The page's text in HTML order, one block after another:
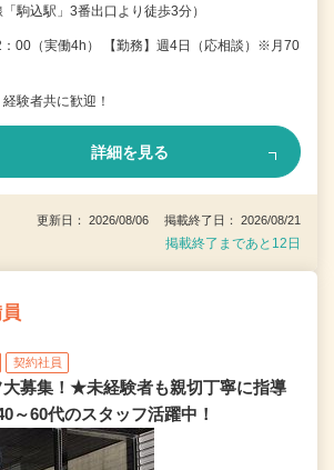
駒込駅」3番出口より徒歩3分）
00（実働4h） 【勤務】週4日（応相談）※月70
験者共に歓迎！
詳細を見る
更新日： 2026/08/06 掲載終了日： 2026/08/21
掲載終了まであと12日
契約社員
募集！★未経験者も親切丁寧に指導
～60代のスタッフ活躍中！